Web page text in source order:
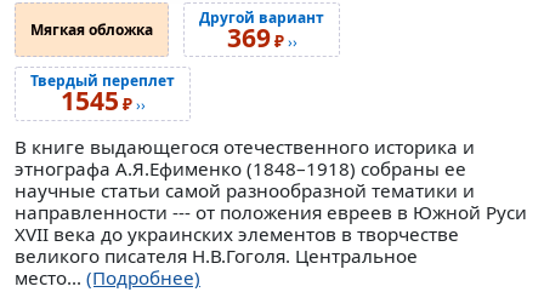
Мягкая обложка
Другой вариант
369₽››
Твердый переплет
1545 ₽››
В книге выдающегося отечественного историка и
этнографа А.Я.Ефименко (1848–1918) собраны ее
научные статьи самой разнообразной тематики и
направленности --- от положения евреев в Южной Руси
XVII века до украинских элементов в творчестве
великого писателя Н.В.Гоголя. Центральное
место... (Подробнее)